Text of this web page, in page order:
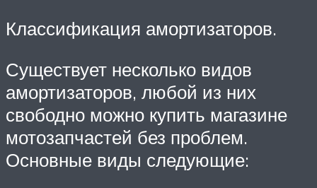
Классификация амортизаторов.
Существует несколько видов
амортизаторов, любой из них
свободно можно купить магазине
мотозапчастей без проблем.
Основные виды следующие: